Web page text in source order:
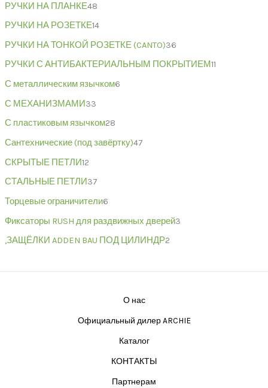
РУЧКИ НА ПЛАНКЕ48
РУЧКИ НА РОЗЕТКЕ14
РУЧКИ НА ТОНКОЙ РОЗЕТКЕ (CANTO)36
РУЧКИ С АНТИБАКТЕРИАЛЬНЫМ ПОКРЫТИЕМ11
С металлическим язычком6
С МЕХАНИЗМАМИ33
С пластиковым язычком28
Сантехнические (под завёртку)47
СКРЫТЫЕ ПЕТЛИ12
СТАЛЬНЫЕ ПЕТЛИ37
Торцевые ограничители6
Фиксаторы RUSH для раздвижных дверей3
,ЗАЩЁЛКИ ADDEN BAU ПОД ЦИЛИНДР2
О нас
Официальный дилер ARCHIE
Каталог
КОНТАКТЫ
Партнерам